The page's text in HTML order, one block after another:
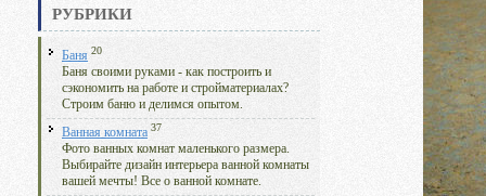
РУБРИКИ
Баня 20
Баня своими руками - как построить и
сэкономить на работе и стройматериалах?
Строим баню и делимся опытом.
Ванная комната 37
Фото ванных комнат маленького размера.
Выбирайте дизайн интерьера ванной комнаты
вашей мечты! Все о ванной комнате.